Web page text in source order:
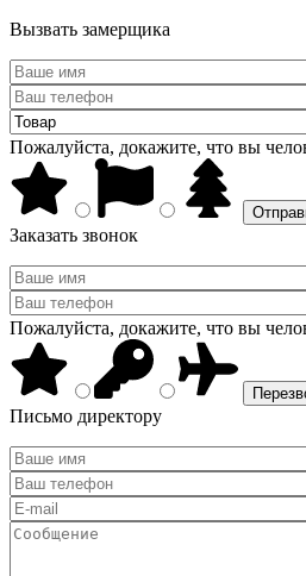
Вызвать замерщика
Пожалуйста, докажите, что вы
Заказать звонок
Пожалуйста, докажите, что вы
Письмо директору